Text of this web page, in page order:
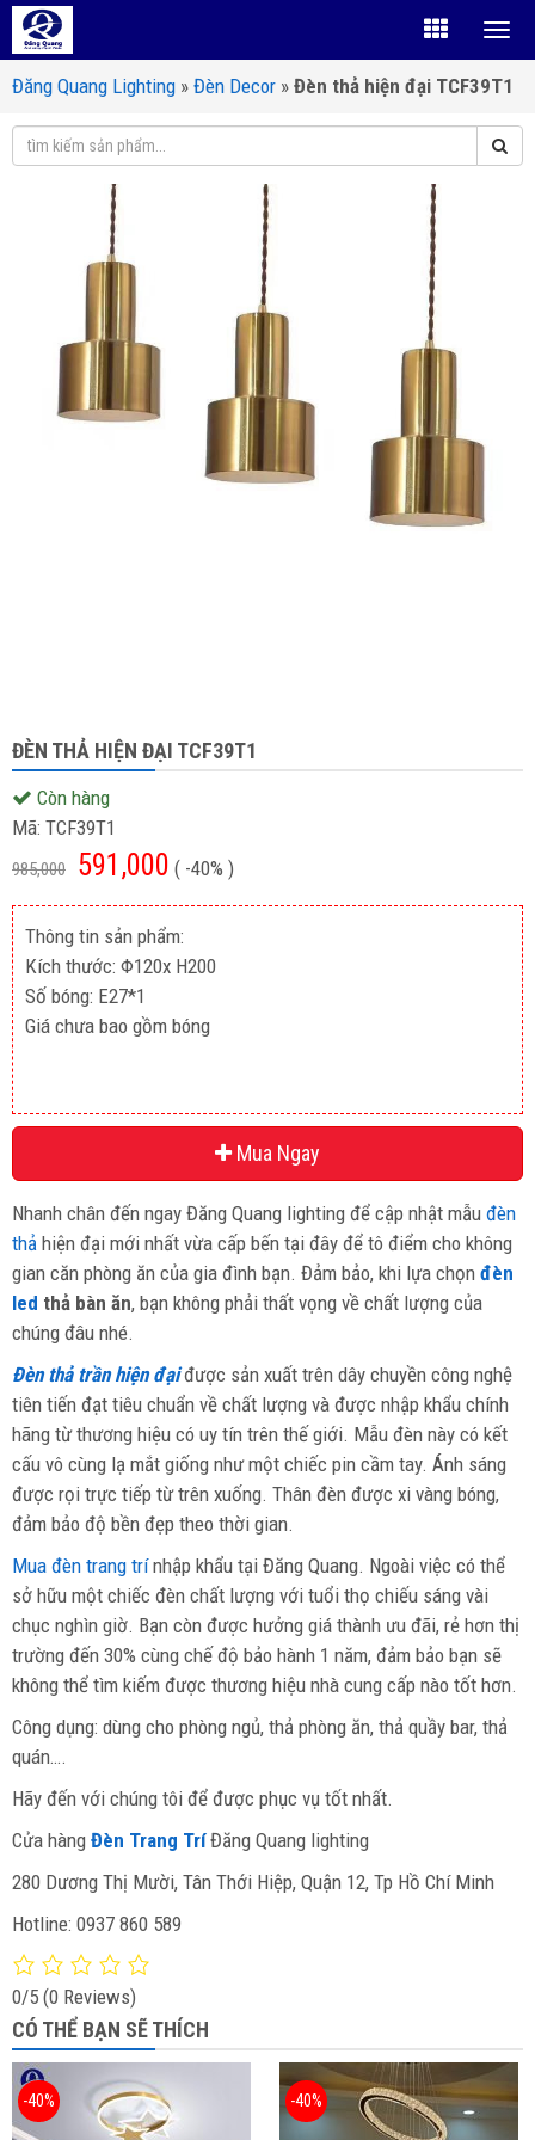
Đăng Quang Lighting » Đèn Decor » Đèn thả hiện đại TCF39T1
ĐÈN THẢ HIỆN ĐẠI TCF39T1
Còn hàng
Mã: TCF39T1
985,000 591,000 ( -40% )
Thông tin sản phẩm:
Kích thước: Φ120x H200
Số bóng: E27*1
Giá chưa bao gồm bóng
Mua Ngay
Nhanh chân đến ngay Đăng Quang lighting để cập nhật mẫu đèn
thả hiện đại mới nhất vừa cấp bến tại đây để tô điểm cho không
gian căn phòng ăn của gia đình bạn. Đảm bảo, khi lựa chọn đèn
led thả bàn ăn, bạn không phải thất vọng về chất lượng của
chúng đâu nhé.
Đèn thả trần hiện đại được sản xuất trên dây chuyền công nghệ
tiên tiến đạt tiêu chuẩn về chất lượng và được nhập khẩu chính
hãng từ thương hiệu có uy tín trên thế giới. Mẫu đèn này có kết
cấu vô cùng lạ mắt giống như một chiếc pin cầm tay. Ánh sáng
được rọi trực tiếp từ trên xuống. Thân đèn được xi vàng bóng,
đảm bảo độ bền đẹp theo thời gian.
Mua đèn trang trínhập khẩu tại Đăng Quang. Ngoài việc có thể
sở hữu một chiếc đèn chất lượng với tuổi thọ chiếu sáng vài
chục nghìn giờ. Bạn còn được hưởng giá thành ưu đãi, rẻ hơn thị
trường đến 30% cùng chế độ bảo hành 1 năm, đảm bảo bạn sẽ
không thể tìm kiếm được thương hiệu nhà cung cấp nào tốt hơn.
Công dụng: dùng cho phòng ngủ, thả phòng ăn, thả quầy bar, thả
quán….
Hãy đến với chúng tôi để được phục vụ tốt nhất.
Cửa hàng Đèn Trang TríĐăng Quang lighting
280 Dương Thị Mười, Tân Thới Hiệp, Quận 12, Tp Hồ Chí Minh
Hotline: 0937 860 589
0/5 (0 Reviews)
CÓ THỂ BẠN SẼ THÍCH
-40% -40%